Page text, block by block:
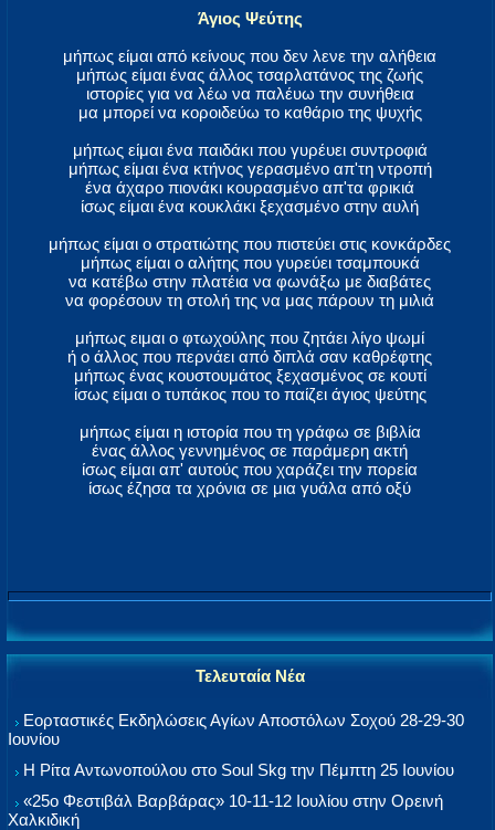
Άγιος Ψεύτης
μήπως είμαι από κείνους που δεν λενε την αλήθεια
μήπως είμαι ένας άλλος τσαρλατάνος της ζωής
ιστορίες για να λέω να παλέυω την συνήθεια
μα μπορεί να κοροιδεύω το καθάριο της ψυχής
μήπως είμαι ένα παιδάκι που γυρέυει συντροφιά
μήπως είμαι ένα κτήνος γερασμένο απ'τη ντροπή
ένα άχαρο πιονάκι κουρασμένο απ'τα φρικιά
ίσως είμαι ένα κουκλάκι ξεχασμένο στην αυλή
μήπως είμαι ο στρατιώτης που πιστεύει στις κονκάρδες
μήπως είμαι ο αλήτης που γυρεύει τσαμπουκά
να κατέβω στην πλατέια να φωνάξω με διαβάτες
να φορέσουν τη στολή της να μας πάρουν τη μιλιά
μήπως ειμαι ο φτωχούλης που ζητάει λίγο ψωμί
ή ο άλλος που περνάει από διπλά σαν καθρέφτης
μήπως ένας κουστουμάτος ξεχασμένος σε κουτί
ίσως είμαι ο τυπάκος που το παίζει άγιος ψεύτης
μήπως είμαι η ιστορία που τη γράφω σε βιβλία
ένας άλλος γεννημένος σε παράμερη ακτή
ίσως είμαι απ' αυτούς που χαράζει την πορεία
ίσως έζησα τα χρόνια σε μια γυάλα από οξύ
Τελευταία Νέα
Εορταστικές Εκδηλώσεις Αγίων Αποστόλων Σοχού 28-29-30
Ιουνίου
Η Ρίτα Αντωνοπούλου στο Soul Skg την Πέμπτη 25 Ιουνίου
«25ο Φεστιβάλ Βαρβάρας» 10-11-12 Ιουλίου στην Ορεινή
Χαλκιδική